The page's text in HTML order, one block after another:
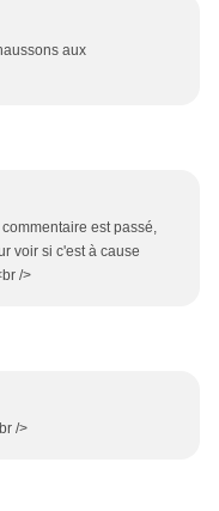
aux
est passé,
voir si c'est à cause
/>
/>